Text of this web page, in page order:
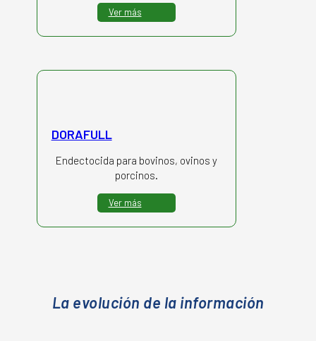
Ver más
DORAFULL
Endectocida para bovinos, ovinos y
porcinos.
Ver más
La evolución de la información